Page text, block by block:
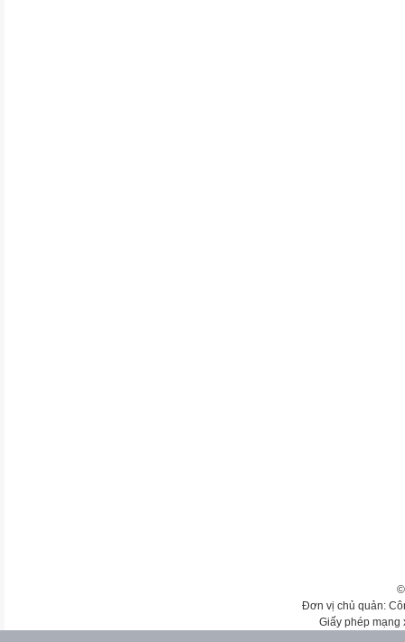
Đơn vị chủ quản:
Giấy phép mạng